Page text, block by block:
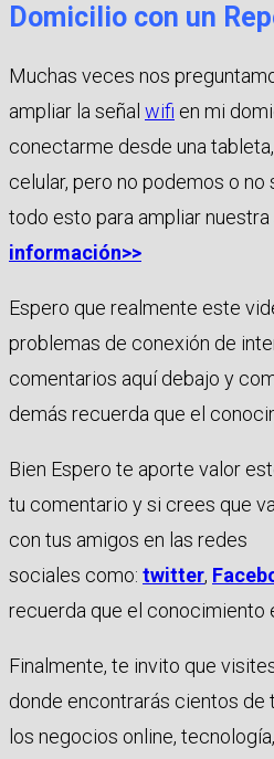
Domicilio con un
Muchas veces nos
ampliar la señal wifi en mi
conectarme desde una
celular, pero no podemos o
todo esto para ampliar
información>>
Espero que realmente este
problemas de conexión de
comentarios aquí debajo y
demás recuerda que el
Bien Espero te aporte valor
tu comentario y si crees que
con tus amigos en las redes
sociales como: twitter,
recuerda que el conocimiento
Finalmente, te invito que
donde encontrarás cientos de
los negocios online,